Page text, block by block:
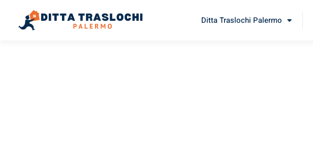
Ditta Traslochi Palermo